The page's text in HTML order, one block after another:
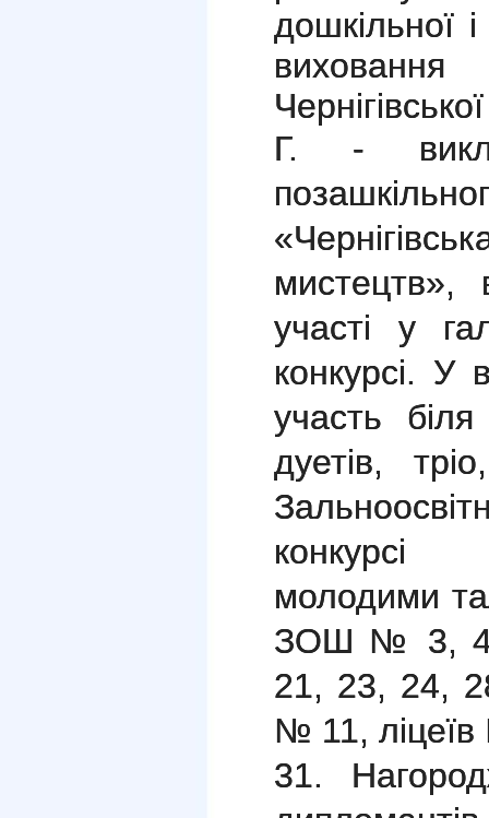
дошкільної
Г. -
мистецтв»,
участі у
конкурсі. У
участь біля
дуетів,
конкурсі
молодими
ЗОШ № 3, 4,
21, 23, 24,
№ 11,
31.